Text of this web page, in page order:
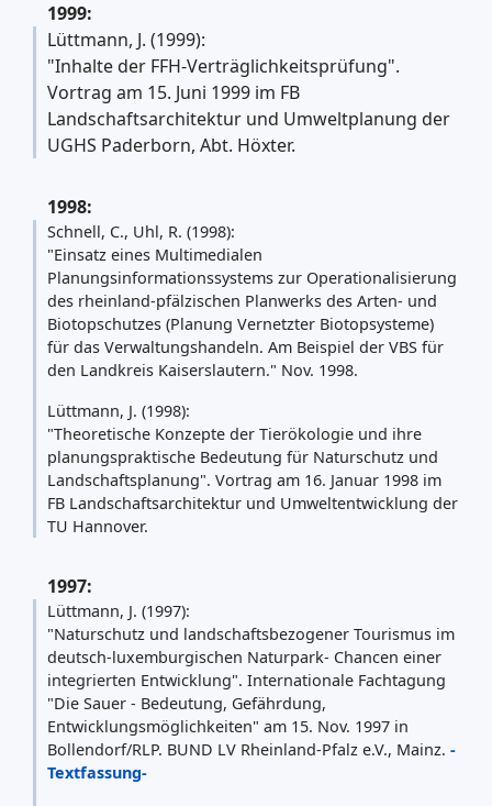
1999:
Lüttmann, J. (1999):
"Inhalte der FFH-Verträglichkeitsprüfung".
Vortrag am 15. Juni 1999 im FB
Landschaftsarchitektur und Umweltplanung der
UGHS Paderborn, Abt. Höxter.
1998:
Schnell, C., Uhl, R. (1998):
"Einsatz eines Multimedialen
Planungsinformationssystems zur Operationalisierung
des rheinland-pfälzischen Planwerks des Arten- und
Biotopschutzes (Planung Vernetzter Biotopsysteme)
für das Verwaltungshandeln. Am Beispiel der VBS für
den Landkreis Kaiserslautern." Nov. 1998.
Lüttmann, J. (1998):
"Theoretische Konzepte der Tierökologie und ihre
planungspraktische Bedeutung für Naturschutz und
Landschaftsplanung". Vortrag am 16. Januar 1998 im
FB Landschaftsarchitektur und Umweltentwicklung der
TU Hannover.
1997:
Lüttmann, J. (1997):
"Naturschutz und landschaftsbezogener Tourismus im
deutsch-luxemburgischen Naturpark- Chancen einer
integrierten Entwicklung". Internationale Fachtagung
"Die Sauer - Bedeutung, Gefährdung,
Entwicklungsmöglichkeiten" am 15. Nov. 1997 in
Bollendorf/RLP. BUND LV Rheinland-Pfalz e.V., Mainz. -
Textfassung-